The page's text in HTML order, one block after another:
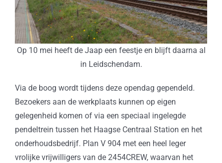
Op 10 mei heeft de Jaap een feestje en blijft daarna al
in Leidschendam.
Via de boog wordt tijdens deze opendag gependeld.
Bezoekers aan de werkplaats kunnen op eigen
gelegenheid komen of via een speciaal ingelegde
pendeltrein tussen het Haagse Centraal Station en het
onderhoudsbedrijf. Plan V 904 met een heel leger
vrolijke vrijwilligers van de 2454CREW, waarvan het